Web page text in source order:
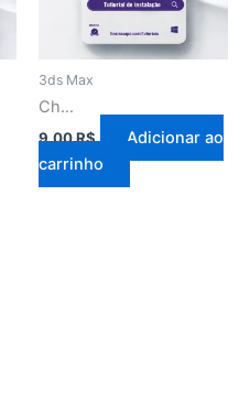
3ds Max
Chaos Corona 12 for 3ds Max
9,00R$
Adicionar ao
carrinho